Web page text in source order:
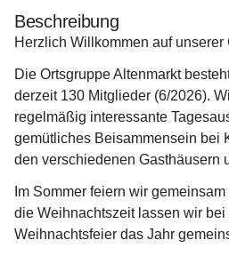
Beschreibung
Herzlich Willkommen auf unserer
Die Ortsgruppe Altenmarkt
derzeit 130 Mitglieder (6/2026).
regelmäßig interessante
gemütliches Beisammensein bei
den verschiedenen Gasthäusern
Im Sommer feiern wir
die Weihnachtszeit lassen wir bei
Weihnachtsfeier das Jahr